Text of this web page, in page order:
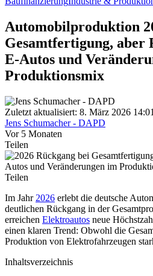
Automobilproduktion
Gesamtfertigung, aber
E-Autos und
Produktionsmix
Zuletzt aktualisiert: 8. März 2026 14:01
Jens Schumacher - DAPD
Vor 5 Monaten
Teilen
Teilen
Im Jahr 2026 erlebt die deutsche
deutlichen Rückgang in der
erreichen Elektroautos neue
einen klaren Trend: Obwohl die
Produktion von Elektrofahrzeugen
Inhaltsverzeichnis